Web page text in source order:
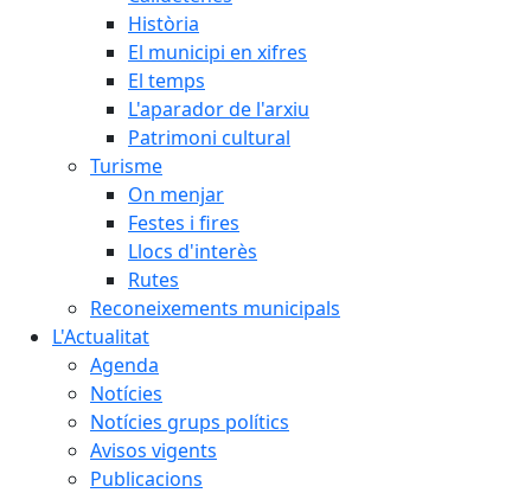
Història
El municipi en xifres
El temps
L'aparador de l'arxiu
Patrimoni cultural
Turisme
On menjar
Festes i fires
Llocs d'interès
Rutes
Reconeixements municipals
L'Actualitat
Agenda
Notícies
Notícies grups polítics
Avisos vigents
Publicacions